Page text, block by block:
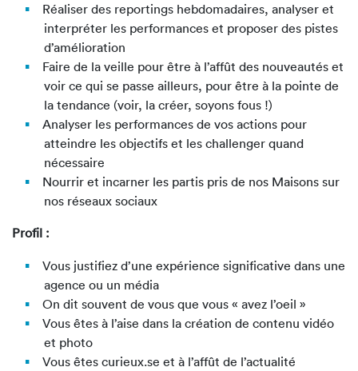
Réaliser des reportings hebdomadaires, analyser et
interpréter les performances et proposer des pistes
d’amélioration
Faire de la veille pour être à l’affût des nouveautés et
voir ce qui se passe ailleurs, pour être à la pointe de
la tendance (voir, la créer, soyons fous !)
Analyser les performances de vos actions pour
atteindre les objectifs et les challenger quand
nécessaire
Nourrir et incarner les partis pris de nos Maisons sur
nos réseaux sociaux
Profil :
Vous justifiez d’une expérience significative dans une
agence ou un média
On dit souvent de vous que vous « avez l’oeil »
Vous êtes à l’aise dans la création de contenu vidéo
et photo
Vous êtes curieux.se et à l’affût de l’actualité